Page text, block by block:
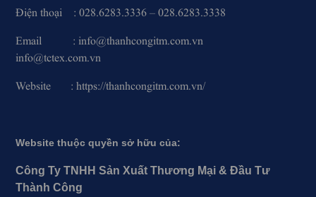
Điện thoại : 028.6283.3336 – 028.6283.3338
Email : info@thanhcongitm.com.vn
info@tctex.com.vn
Website : https://thanhcongitm.com.vn/
Website thuộc quyền sở hữu của:
Công Ty TNHH Sản Xuất Thương Mại & Đầu Tư
Thành Công